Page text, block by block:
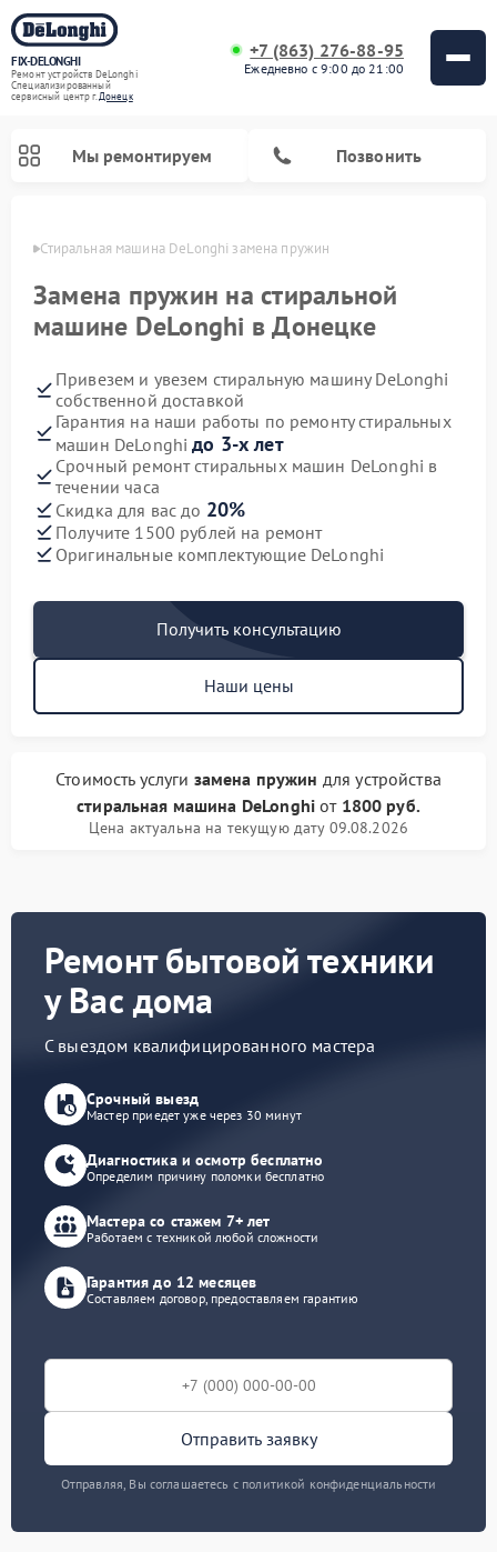
FIX-DELONGHI
Ремонт устройств DeLonghi
Специализированный
cервисный центр г.Донецк
+7 (863) 276-88-95
Ежедневно с 9:00 до 21:00
Мы ремонтируем Позвонить
Стиральная машина DeLonghi замена пружин
Замена пружин на стиральной
машине DeLonghi в Донецке
Привезем и увезем стиральную машину DeLonghi
собственной доставкой
Гарантия на наши работы по ремонту стиральных
машин DeLonghiдо 3-х лет
Срочный ремонт стиральных машин DeLonghi в
течении часа
Скидка для вас до 20%
Получите 1500 рублей на ремонт
Оригинальные комплектующие DeLonghi
Получить консультацию
Наши цены
Стоимость услуги замена пружин для устройства
стиральная машина DeLonghiот 1800 руб.
Цена актуальна на текущую дату 09.08.2026
Ремонт бытовой техники
у Вас дома
С выездом квалифицированного мастера
Срочный выезд
Мастер приедет уже через 30 минут
Диагностика и осмотр бесплатно
Определим причину поломки бесплатно
Мастера со стажем 7+ лет
Работаем с техникой любой сложности
Гарантия до 12 месяцев
Составляем договор, предоставляем гарантию
Отправить заявку
Отправляя, Вы соглашаетесь с политикой конфиденциальности